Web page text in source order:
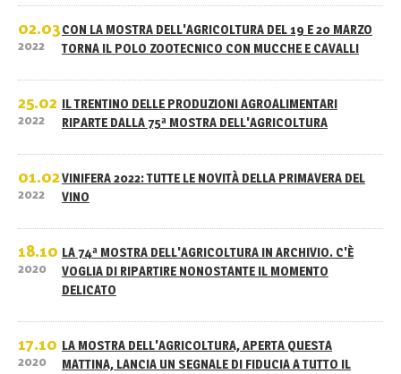
02.03
2022
CON LA MOSTRA DELL'AGRICOLTURA DEL 19 E 20 MARZO
TORNA IL POLO ZOOTECNICO CON MUCCHE E CAVALLI
25.02
2022
IL TRENTINO DELLE PRODUZIONI AGROALIMENTARI
RIPARTE DALLA 75ª MOSTRA DELL'AGRICOLTURA
01.02
2022
VINIFERA 2022: TUTTE LE NOVITÀ DELLA PRIMAVERA DEL
VINO
18.10
2020
LA 74ª MOSTRA DELL'AGRICOLTURA IN ARCHIVIO. C'È
VOGLIA DI RIPARTIRE NONOSTANTE IL MOMENTO
DELICATO
17.10
2020
LA MOSTRA DELL'AGRICOLTURA, APERTA QUESTA
MATTINA, LANCIA UN SEGNALE DI FIDUCIA A TUTTO IL